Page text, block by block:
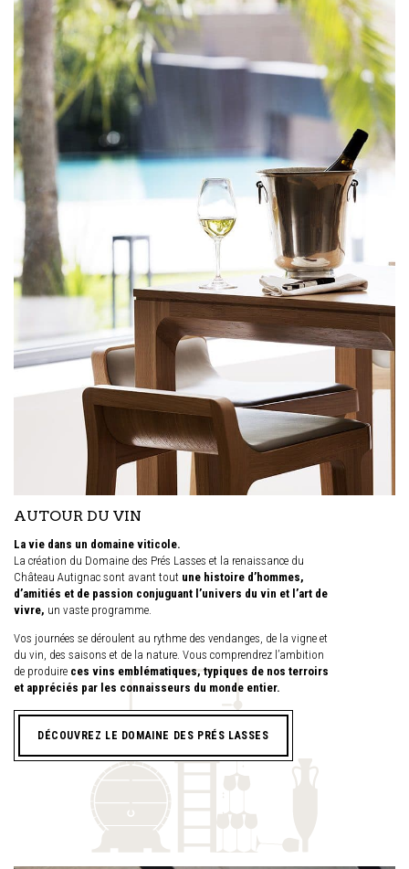
AUTOUR DU VIN
La vie dans un domaine viticole.
La création du Domaine des Prés Lasses et la renaissance du
Château Autignac sont avant tout une histoire d’hommes,
d’amitiés et de passion conjuguant l’univers du vin et l’art de
vivre, un vaste programme.
Vos journées se déroulent au rythme des vendanges, de la vigne et
du vin, des saisons et de la nature. Vous comprendrez l’ambition
de produire ces vins emblématiques, typiques de nos terroirs
et appréciés par les connaisseurs du monde entier.
DÉCOUVREZ LE DOMAINE DES PRÉS LASSES